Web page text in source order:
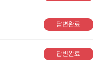
답변완료
답변완료